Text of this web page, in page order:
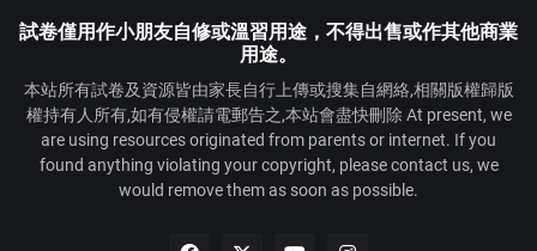
試卷僅用作小朋友自修或溫習用途，不得出售或作其他商業
用途。
本站所有試卷及資源皆由家長自行上傳或搜集自網絡,相關版權歸版
權持有人所有,如有侵權請電郵告之,本站會盡快刪除 At present, we
are using resources originated from parents or internet. If you
found anything violating your copyright, please contact us, we
would remove them as soon as possible.